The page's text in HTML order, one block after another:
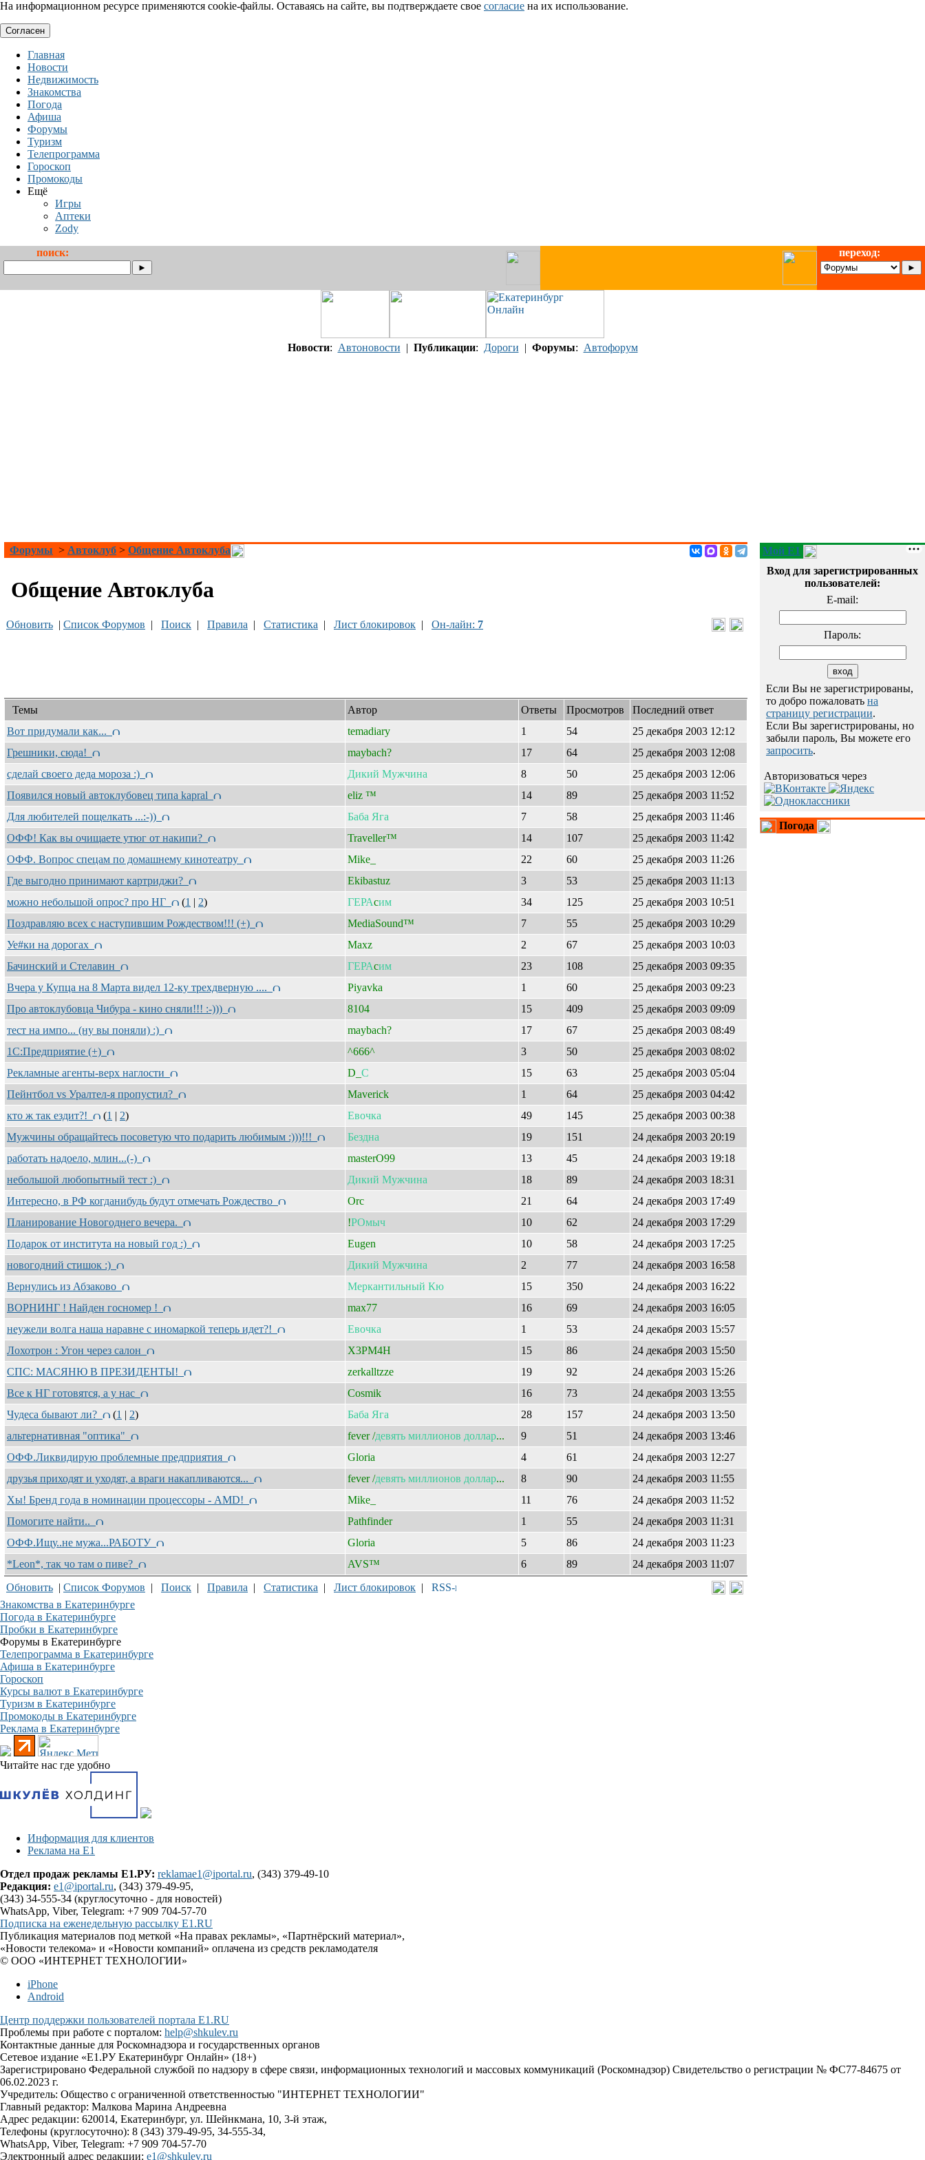
На информационном ресурсе применяются cookie-файлы. Оставаясь на сайте, вы подтверждаете свое согласие на их использование.
Согласен
Главная
Новости
Недвижимость
Знакомства
Погода
Афиша
Форумы
Туризм
Телепрограмма
Гороскоп
Промокоды
Ещё
Игры
Аптеки
Zody
поиск: переход:
Новости: Автоновости | Публикации: Дороги | Форумы: Автофорум
Форумы > Автоклуб > Общение Автоклуба
Общение Автоклуба
Обновить | Список Форумов | Поиск | Правила | Статистика | Лист блокировок | Он-лайн: 7
Темы Автор Ответы Просмотров
Последний ответ
Вот придумали как...
temadiary 1 54
25 декабря 2003 12:12
Грешники, сюда!
maybach? 17 64
25 декабря 2003 12:08
сделай своего деда мороза :)
Дикий Мужчина 8 50
25 декабря 2003 12:06
Появился новый автоклубовец типа kapral
eliz ™ 14 89
25 декабря 2003 11:52
Для любителей пощелкать ...:-))
Баба Яга 7 58
25 декабря 2003 11:46
ОФФ! Как вы очищаете утюг от накипи?
Traveller™ 14 107
25 декабря 2003 11:42
ОФФ. Вопрос спецам по домашнему кинотеатру
Mike_ 22 60
25 декабря 2003 11:26
Где выгодно принимают картриджи?
Ekibastuz 3 53
25 декабря 2003 11:13
можно небольшой опрос? про НГ
(1 | 2) ГЕРАcим 34 125
25 декабря 2003 10:51
Поздравляю всех с наступившим Рождеством!!! (+)
MediaSound™ 7 55
25 декабря 2003 10:29
Уе#ки на дорогах
Maxz 2 67
25 декабря 2003 10:03
Бачинский и Стелавин
ГЕРАcим 23 108
25 декабря 2003 09:35
Вчера у Купца на 8 Марта видел 12-ку трехдверную ....
Piyavka 1 60
25 декабря 2003 09:23
Про автоклубовца Чибура - кино сняли!!! :-)))
8104 15 409
25 декабря 2003 09:09
тест на импо... (ну вы поняли) :)
maybach? 17 67
25 декабря 2003 08:49
1С:Предприятие (+)
^666^ 3 50
25 декабря 2003 08:02
Рекламные агенты-верх наглости
D_ С 15 63
25 декабря 2003 05:04
Пейнтбол vs Уралтел-я пропустил?
Maverick 1 64
25 декабря 2003 04:42
кто ж так ездит?!
(1 | 2) Евочка 49 145
25 декабря 2003 00:38
Мужчины обращайтесь посоветую что подарить любимым :)))!!!
Бездна 19 151
24 декабря 2003 20:19
работать надоело, млин...(-)
masterO99 13 45
24 декабря 2003 19:18
небольшой любопытный тест :)
Дикий Мужчина 18 89
24 декабря 2003 18:31
Интересно, в РФ когданибудь будут отмечать Рождество
Orc 21 64
24 декабря 2003 17:49
Планирование Новогоднего вечера.
!РОмыч 10 62
24 декабря 2003 17:29
Подарок от института на новый год :)
Eugen 10 58
24 декабря 2003 17:25
новогодний стишок :)
Дикий Мужчина 2 77
24 декабря 2003 16:58
Вернулись из Абзаково
Меркантильный Кю 15 350
24 декабря 2003 16:22
ВОРНИНГ ! Найден госномер !
max77 16 69
24 декабря 2003 16:05
неужели волга наша наравне с иномаркой теперь идет?!
Евочка 1 53
24 декабря 2003 15:57
Лохотрон : Угон через салон
X3PM4H 15 86
24 декабря 2003 15:50
СПС: МАСЯНЮ В ПРЕЗИДЕНТЫ!
zerkalltzze 19 92
24 декабря 2003 15:26
Все к НГ готовятся, а у нас
Cosmik 16 73
24 декабря 2003 13:55
Чудеса бывают ли?
(1 | 2) Баба Яга 28 157
24 декабря 2003 13:50
альтернативная "оптика"
fever /девять миллионов доллар... 9 51
24 декабря 2003 13:46
ОФФ.Ликвидирую проблемные предприятия
Gloria 4 61
24 декабря 2003 12:27
друзья приходят и уходят, а враги накапливаются...
fever /девять миллионов доллар... 8 90
24 декабря 2003 11:55
Хы! Бренд года в номинации процессоры - AMD!
Mike_ 11 76
24 декабря 2003 11:52
Помогите найти..
Pathfinder 1 55
24 декабря 2003 11:31
ОФФ.Ищу..не мужа...РАБОТУ
Gloria 5 86
24 декабря 2003 11:23
*Leon*, так чо там о пиве?
AVS™ 6 89
24 декабря 2003 11:07
Обновить | Список Форумов | Поиск | Правила | Статистика | Лист блокировок |
Мой E1
Вход для зарегистрированных
пользователей:
E-mail:
Пароль:
Если Вы не зарегистрированы,
то добро пожаловать на
страницу регистрации.
Если Вы зарегистрированы, но
забыли пароль, Вы можете его
запросить.
Авторизоваться через
Погода
Знакомства в Екатеринбурге
Погода в Екатеринбурге
Пробки в Екатеринбурге
Форумы в Екатеринбурге
Телепрограмма в Екатеринбурге
Афиша в Екатеринбурге
Гороскоп
Курсы валют в Екатеринбурге
Туризм в Екатеринбурге
Промокоды в Екатеринбурге
Реклама в Екатеринбурге
Читайте нас где удобно
Информация для клиентов
Реклама на Е1
Отдел продаж рекламы Е1.РУ: reklamae1@iportal.ru, (343) 379-49-10
Редакция: e1@iportal.ru, (343) 379-49-95,
(343) 34-555-34 (круглосуточно - для новостей)
WhatsApp, Viber, Telegram: +7 909 704-57-70
Подписка на еженедельную рассылку E1.RU
Публикация материалов под меткой «На правах рекламы», «Партнёрский материал»,
«Новости телекома» и «Новости компаний» оплачена из средств рекламодателя
© ООО «ИНТЕРНЕТ ТЕХНОЛОГИИ»
iPhone
Android
Центр поддержки пользователей портала E1.RU
Проблемы при работе с порталом: help@shkulev.ru
Контактные данные для Роскомнадзора и государственных органов
Сетевое издание «Е1.РУ Екатеринбург Онлайн» (18+)
Зарегистрировано Федеральной службой по надзору в сфере связи, информационных технологий и массовых коммуникаций (Роскомнадзор) Свидетельство о регистрации № ФС77-84675 от
06.02.2023 г.
Учредитель: Общество с ограниченной ответственностью "ИНТЕРНЕТ ТЕХНОЛОГИИ"
Главный редактор: Малкова Марина Андреевна
Адрес редакции: 620014, Екатеринбург, ул. Шейнкмана, 10, 3-й этаж,
Телефоны (круглосуточно): 8 (343) 379-49-95, 34-555-34,
WhatsApp, Viber, Telegram: +7 909 704-57-70
Электронный адрес редакции: e1@shkulev.ru